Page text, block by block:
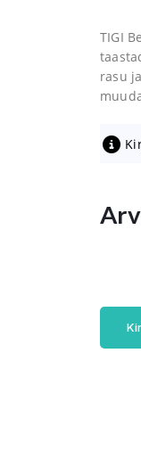
TIGI
rasu